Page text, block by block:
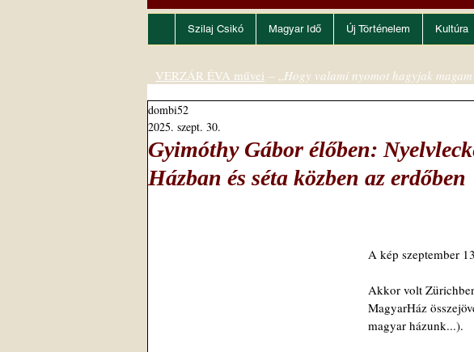
Szilaj Csikó Magyar Idő Új Történelem Kultúra
Gyimóthy Gábor élőben:
Házban és séta közben az erdőben
dombi52
2025. szept. 30.
A kép szeptember
Akkor volt
MagyarHáz
magyar házunk...).
VERZÁR ÉVA művei – „Hogy valami nyomot hagyjak